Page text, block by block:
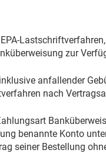
zur
anfallender
nach
benannte Konto
seiner Bestellung